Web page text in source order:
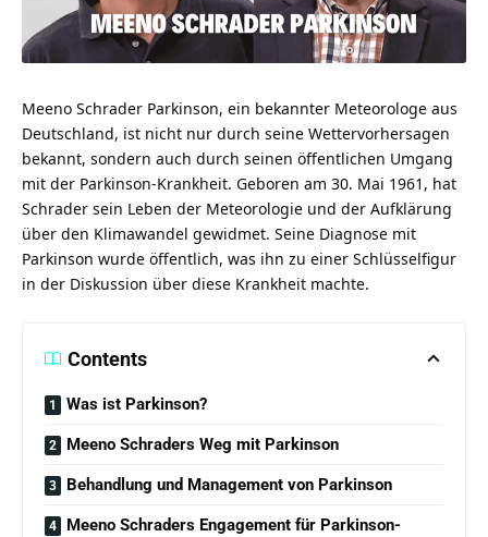
Meeno Schrader Parkinson, ein bekannter Meteorologe aus
Deutschland, ist nicht nur durch seine Wettervorhersagen
bekannt, sondern auch durch seinen öffentlichen Umgang
mit der Parkinson-Krankheit. Geboren am 30. Mai 1961, hat
Schrader sein Leben der Meteorologie und der Aufklärung
über den Klimawandel gewidmet. Seine Diagnose mit
Parkinson wurde öffentlich, was ihn zu einer Schlüsselfigur
in der Diskussion über diese Krankheit machte.
Contents
Was ist Parkinson?
Meeno Schraders Weg mit Parkinson
Behandlung und Management von Parkinson
Meeno Schraders Engagement für Parkinson-